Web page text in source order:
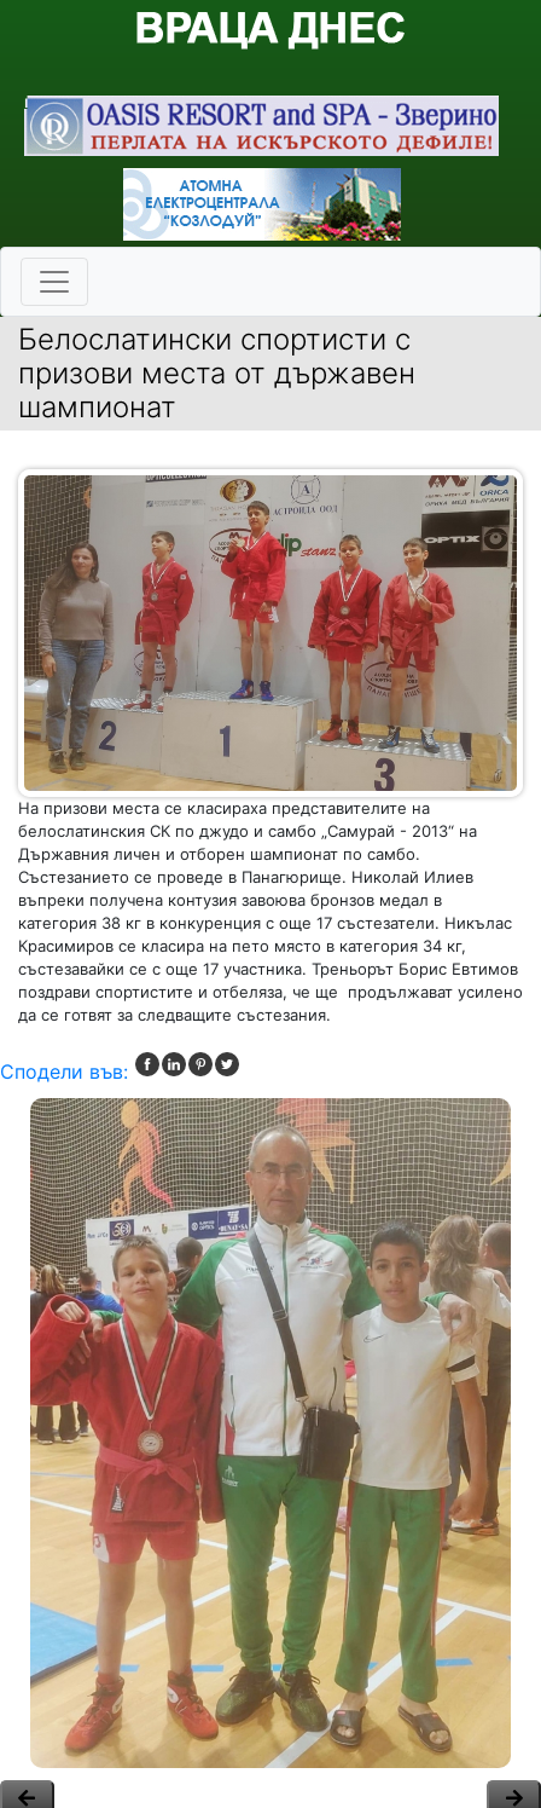
Белослатински спортисти с
призови места от държавен
шампионат
На призови места се класираха представителите на
белослатинския СК по джудо и самбо „Самурай - 2013“ на
Държавния личен и отборен шампионат по самбо.
Състезанието се проведе в Панагюрище. Николай Илиев
въпреки получена контузия завоюва бронзов медал в
категория 38 кг в конкуренция с още 17 състезатели. Никълас
Красимиров се класира на пето място в категория 34 кг,
състезавайки се с още 17 участника. Треньорът Борис Евтимов
поздрави спортистите и отбеляза, че ще продължават усилено
да се готвят за следващите състезания.
Сподели във: